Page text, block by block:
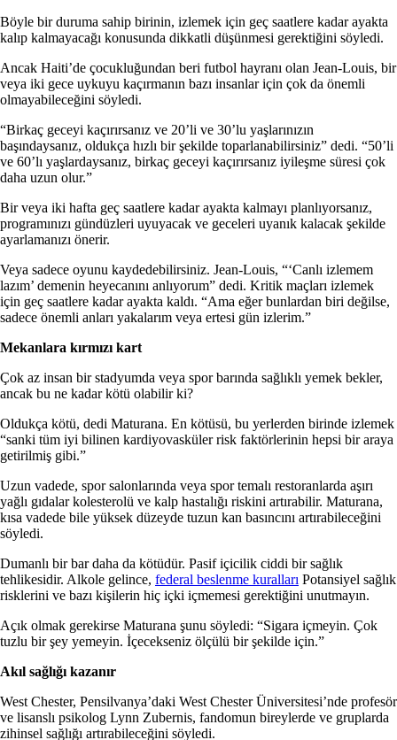
Böyle bir duruma sahip birinin, izlemek için geç saatlere kadar ayakta
kalıp kalmayacağı konusunda dikkatli düşünmesi gerektiğini söyledi.
Ancak Haiti’de çocukluğundan beri futbol hayranı olan Jean-Louis, bir
veya iki gece uykuyu kaçırmanın bazı insanlar için çok da önemli
olmayabileceğini söyledi.
“Birkaç geceyi kaçırırsanız ve 20’li ve 30’lu yaşlarınızın
başındaysanız, oldukça hızlı bir şekilde toparlanabilirsiniz” dedi. “50’li
ve 60’lı yaşlardaysanız, birkaç geceyi kaçırırsanız iyileşme süresi çok
daha uzun olur.”
Bir veya iki hafta geç saatlere kadar ayakta kalmayı planlıyorsanız,
programınızı gündüzleri uyuyacak ve geceleri uyanık kalacak şekilde
ayarlamanızı önerir.
Veya sadece oyunu kaydedebilirsiniz. Jean-Louis, “‘Canlı izlemem
lazım’ demenin heyecanını anlıyorum” dedi. Kritik maçları izlemek
için geç saatlere kadar ayakta kaldı. “Ama eğer bunlardan biri değilse,
sadece önemli anları yakalarım veya ertesi gün izlerim.”
Mekanlara kırmızı kart
Çok az insan bir stadyumda veya spor barında sağlıklı yemek bekler,
ancak bu ne kadar kötü olabilir ki?
Oldukça kötü, dedi Maturana. En kötüsü, bu yerlerden birinde izlemek
“sanki tüm iyi bilinen kardiyovasküler risk faktörlerinin hepsi bir araya
getirilmiş gibi.”
Uzun vadede, spor salonlarında veya spor temalı restoranlarda aşırı
yağlı gıdalar kolesterolü ve kalp hastalığı riskini artırabilir. Maturana,
kısa vadede bile yüksek düzeyde tuzun kan basıncını artırabileceğini
söyledi.
Dumanlı bir bar daha da kötüdür. Pasif içicilik ciddi bir sağlık
tehlikesidir. Alkole gelince, federal beslenme kuralları Potansiyel sağlık
risklerini ve bazı kişilerin hiç içki içmemesi gerektiğini unutmayın.
Açık olmak gerekirse Maturana şunu söyledi: “Sigara içmeyin. Çok
tuzlu bir şey yemeyin. İçecekseniz ölçülü bir şekilde için.”
Akıl sağlığı kazanır
West Chester, Pensilvanya’daki West Chester Üniversitesi’nde profesör
ve lisanslı psikolog Lynn Zubernis, fandomun bireylerde ve gruplarda
zihinsel sağlığı artırabileceğini söyledi.